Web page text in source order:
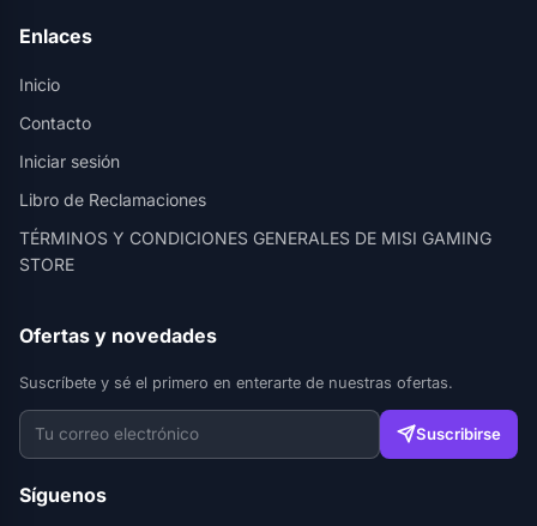
Enlaces
Inicio
Contacto
Iniciar sesión
Libro de Reclamaciones
TÉRMINOS Y CONDICIONES GENERALES DE MISI GAMING
STORE
Ofertas y novedades
Suscríbete y sé el primero en enterarte de nuestras ofertas.
Suscribirse
Síguenos